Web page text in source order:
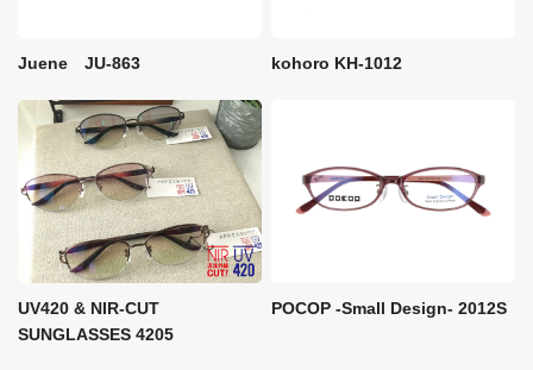
Juene JU-863 kohoro KH-1012
UV420 & NIR-CUT
SUNGLASSES 4205
POCOP -Small Design- 2012S